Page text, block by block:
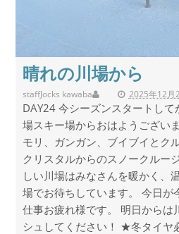
晴れの川場から
staff 2025年12月
Jocks kawaba
DAY24 今シーズンスタートし
場スキー場からおはようござい
モリ、ガンガン、ブイブイとク
クリスタルからのスノークルー
しい川場はみなさんを暖かく、
場でお待ちしています。 今日が
仕事お疲れ様です。 明日からは
シュしてください！ ★冬タイヤ